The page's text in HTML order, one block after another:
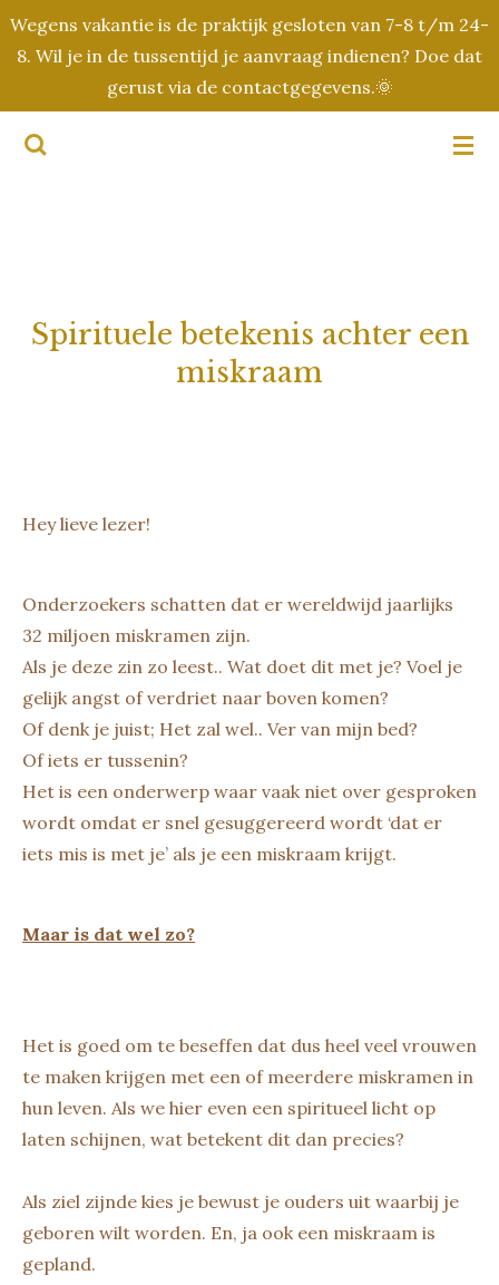
Ga
direct
hoofdinhoud
Wegens vakantie is de praktijk gesloten van 7-8 t/m 24-
8. Wil je in de tussentijd je aanvraag indienen? Doe dat
gerust via de contactgegevens.🌞
Spirituele betekenis achter een
miskraam
Hey lieve lezer!
Onderzoekers schatten dat er wereldwijd jaarlijks
32 miljoen miskramen zijn.
Als je deze zin zo leest.. Wat doet dit met je? Voel je
gelijk angst of verdriet naar boven komen?
Of denk je juist; Het zal wel.. Ver van mijn bed?
Of iets er tussenin?
Het is een onderwerp waar vaak niet over gesproken
wordt omdat er snel gesuggereerd wordt ‘dat er
iets mis is met je’ als je een miskraam krijgt.
Maar is dat wel zo?
Het is goed om te beseffen dat dus heel veel vrouwen
te maken krijgen met een of meerdere miskramen in
hun leven. Als we hier even een spiritueel licht op
laten schijnen, wat betekent dit dan precies?
Als ziel zijnde kies je bewust je ouders uit waarbij je
geboren wilt worden. En, ja ook een miskraam is
gepland.